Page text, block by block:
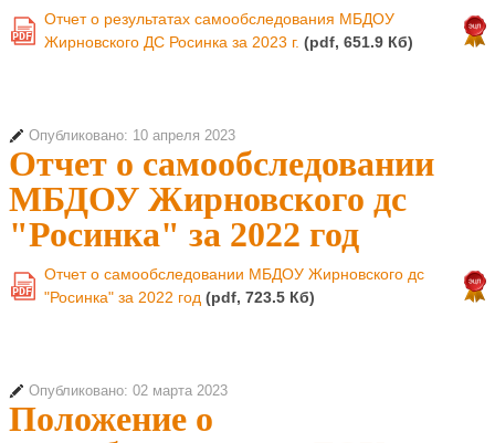
PDF
Отчет о результатах самообследования МБДОУ
Жирновского ДС Росинка за 2023 г. (pdf, 651.9 Кб)
Опубликовано: 10 апреля 2023
Отчет о самообследовании
МБДОУ Жирновского дс
"Росинка" за 2022 год
PDF
Отчет о самообследовании МБДОУ Жирновского дс
"Росинка" за 2022 год (pdf, 723.5 Кб)
Опубликовано: 02 марта 2023
Положение о